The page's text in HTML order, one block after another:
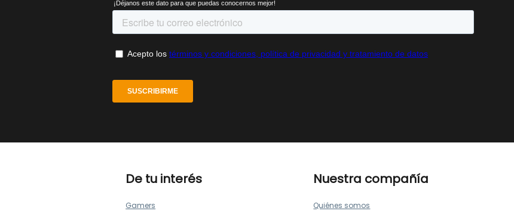
De tu interés
Gamers
Nuestra compañía
Quiénes somos